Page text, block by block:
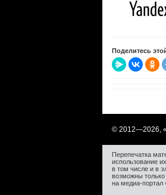
Поделитесь
© 2012—2026,
Перепечатка
использование
в том числе и в
возможны
на медиа-портал